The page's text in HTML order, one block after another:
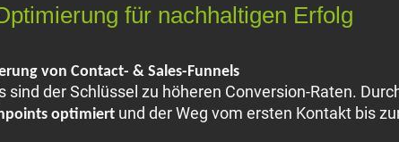
für nachhaltigen Erfolg
von Contact- & Sales-Funnels
sind der Schlüssel zu höheren Conversion-Raten.
optimiert und der Weg vom ersten Kontakt bis